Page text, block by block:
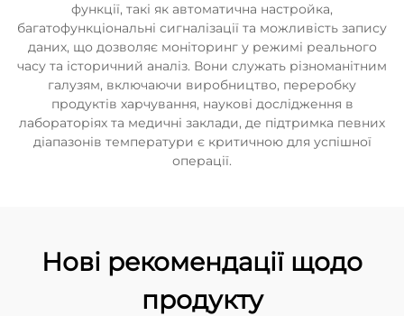
функції, такі як автоматична настройка,
багатофункціональні сигналізації та можливість запису
даних, що дозволяє моніторинг у режимі реального
часу та історичний аналіз. Вони служать різноманітним
галузям, включаючи виробництво, переробку
продуктів харчування, наукові дослідження в
лабораторіях та медичні заклади, де підтримка певних
діапазонів температури є критичною для успішної
операції.
Нові рекомендації щодо
продукту